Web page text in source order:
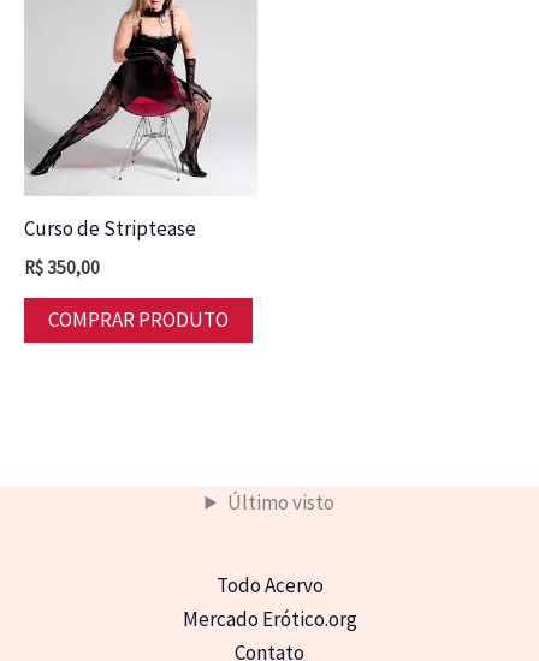
Curso de Striptease
R$350,00
COMPRAR PRODUTO
Último visto
Todo Acervo
Mercado Erótico.org
Contato